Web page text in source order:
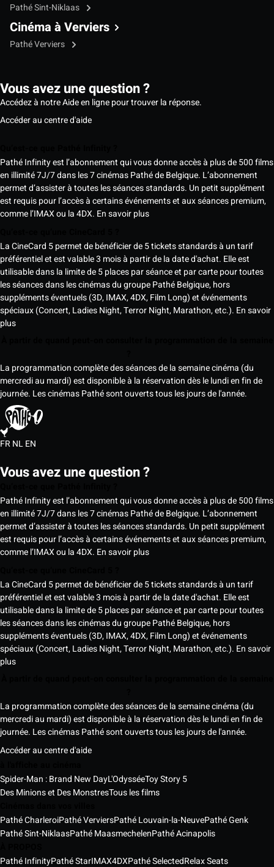
Pathé Sint-Niklaas
Cinéma à Verviers
Pathé Verviers
Vous avez une question ?
Accédez à notre Aide en ligne pour trouver la réponse.
Accéder au centre d'aide
Pathé Infinity est l’abonnement qui vous donne accès à plus de 500 films
en illimité 7J/7 dans les 7 cinémas Pathé de Belgique. L’abonnement
permet d’assister à toutes les séances standards. Un petit supplément
est requis pour l’accès à certains événements et aux séances premium,
comme l’IMAX ou la 4DX. En savoir plus
La CineCard 5 permet de bénéficier de 5 tickets standards à un tarif
préférentiel et est valable 3 mois à partir de la date d'achat. Elle est
utilisable dans la limite de 5 places par séance et par carte pour toutes
les séances dans les cinémas du groupe Pathé Belgique, hors
suppléments éventuels (3D, IMAX, 4DX, Film Long) et événements
spéciaux (Concert, Ladies Night, Terror Night, Marathon, etc.). En savoir
plus
La programmation complète des séances de la semaine cinéma (du
mercredi au mardi) est disponible à la réservation dès le lundi en fin de
journée. Les cinémas Pathé sont ouverts tous les jours de l'année.
FRNLEN
Vous avez une question ?
Pathé Infinity est l’abonnement qui vous donne accès à plus de 500 films
en illimité 7J/7 dans les 7 cinémas Pathé de Belgique. L’abonnement
permet d’assister à toutes les séances standards. Un petit supplément
est requis pour l’accès à certains événements et aux séances premium,
comme l’IMAX ou la 4DX. En savoir plus
La CineCard 5 permet de bénéficier de 5 tickets standards à un tarif
préférentiel et est valable 3 mois à partir de la date d'achat. Elle est
utilisable dans la limite de 5 places par séance et par carte pour toutes
les séances dans les cinémas du groupe Pathé Belgique, hors
suppléments éventuels (3D, IMAX, 4DX, Film Long) et événements
spéciaux (Concert, Ladies Night, Terror Night, Marathon, etc.). En savoir
plus
La programmation complète des séances de la semaine cinéma (du
mercredi au mardi) est disponible à la réservation dès le lundi en fin de
journée. Les cinémas Pathé sont ouverts tous les jours de l'année.
Accéder au centre d'aide
Spider-Man : Brand New DayL'OdysséeToy Story 5
Des Minions et Des MonstresTous les films
Pathé CharleroiPathé VerviersPathé Louvain-la-NeuvePathé Genk
Pathé Sint-NiklaasPathé MaasmechelenPathé Acinapolis
Pathé InfinityPathé StarIMAX4DXPathé SelectedRelax Seats